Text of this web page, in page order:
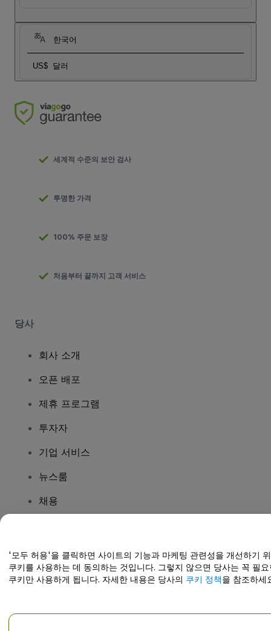
한국어
US$ 달러
세계적 수준의 보안 검사
투명한 가격
100% 주문 보장
처음부터 끝까지 고객 서비스
당사
회사 소개
오픈 배포
제휴 프로그램
투자자
기업 서비스
뉴스룸
채용
도움말 센터 / 문의하기
'모두 허용'을 클릭하면 사이트의 기능과 마케팅 관련성을 개선하기
쿠키를 사용하는 데 동의하는 것입니다. 그렇지 않으면 당사는 꼭 필요
쿠키만 사용하게 됩니다. 자세한 내용은 당사의 쿠키 정책을 참조하세